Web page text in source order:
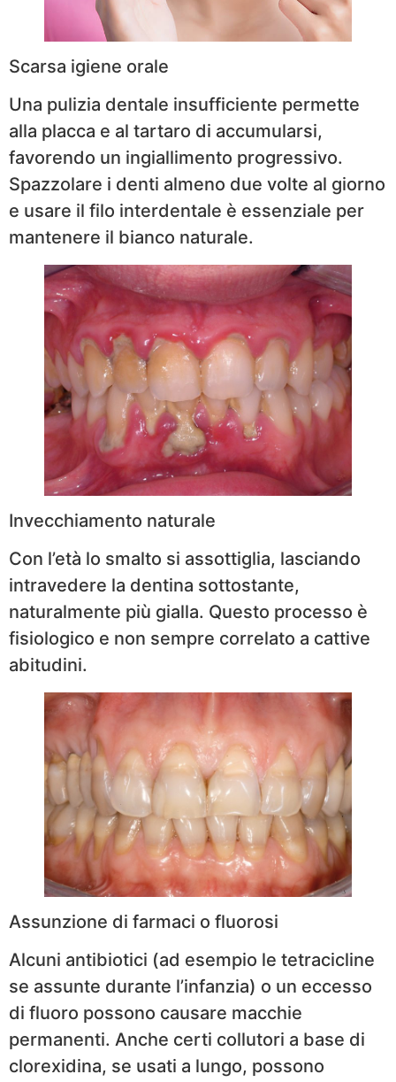
Scarsa igiene orale
Una pulizia dentale insufficiente permette
alla placca e al tartaro di accumularsi,
favorendo un ingiallimento progressivo.
Spazzolare i denti almeno due volte al giorno
e usare il filo interdentale è essenziale per
mantenere il bianco naturale.
Invecchiamento naturale
Con l’età lo smalto si assottiglia, lasciando
intravedere la dentina sottostante,
naturalmente più gialla. Questo processo è
fisiologico e non sempre correlato a cattive
abitudini.
Assunzione di farmaci o fluorosi
Alcuni antibiotici (ad esempio le tetracicline
se assunte durante l’infanzia) o un eccesso
di fluoro possono causare macchie
permanenti. Anche certi collutori a base di
clorexidina, se usati a lungo, possono